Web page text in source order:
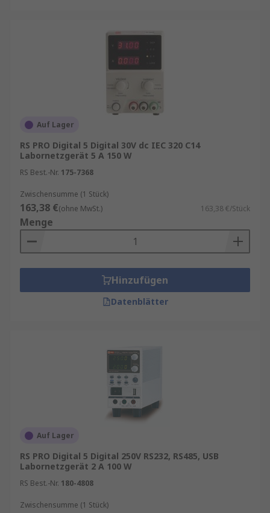
Auf Lager
RS PRO Digital 5 Digital 30V dc IEC 320 C14
Labornetzgerät 5 A 150 W
RS Best.-Nr. 175-7368
Zwischensumme (1 Stück)
163,38 €(ohne MwSt.) 163,38 €/Stück
Menge
Hinzufügen
Datenblätter
Auf Lager
RS PRO Digital 5 Digital 250V RS232, RS485, USB
Labornetzgerät 2 A 100 W
RS Best.-Nr. 180-4808
Zwischensumme (1 Stück)